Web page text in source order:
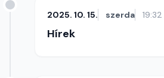
2025. 10. 15. szerda 19:32
Hírek